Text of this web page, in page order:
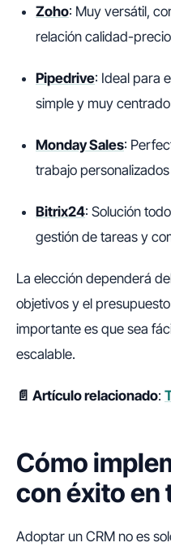
Zoho: Muy versátil,
relación calidad-
Pipedrive: Ideal para
simple y muy
Monday Sales:
trabajo
Bitrix24: Solución
gestión de tareas y
La elección dependerá
objetivos y el
importante es que sea
escalable.
📄 Artículo relacionado:
Cómo
con éxito en
Adoptar un CRM no es